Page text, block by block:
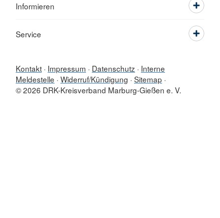
Informieren
Service
Kontakt Impressum Datenschutz
Interne
Meldestelle Widerruf/Kündigung Sitemap
© 2026 DRK-Kreisverband Marburg-Gießen e. V.